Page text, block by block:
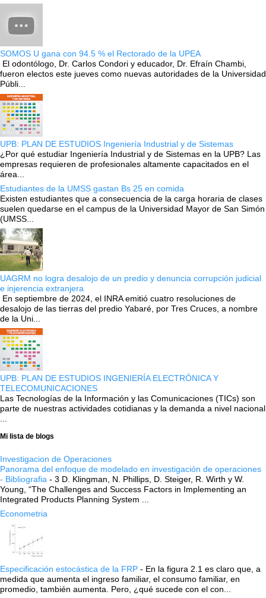
SOMOS U gana con 94.5 % el Rectorado de la UPEA
El odontólogo, Dr. Carlos Condori y educador, Dr. Efraín Chambi,
fueron electos este jueves como nuevas autoridades de la Universidad
Públi...
UPB: PLAN DE ESTUDIOS Ingeniería Industrial y de Sistemas
¿Por qué estudiar Ingeniería Industrial y de Sistemas en la UPB? Las
empresas requieren de profesionales altamente capacitados en el
área...
Estudiantes de la UMSS gastan Bs 25 en comida
Existen estudiantes que a consecuencia de la carga horaria de clases
suelen quedarse en el campus de la Universidad Mayor de San Simón
(UMSS...
UAGRM no logra desalojo de un predio y denuncia corrupción judicial
e injerencia extranjera
En septiembre de 2024, el INRA emitió cuatro resoluciones de
desalojo de las tierras del predio Yabaré, por Tres Cruces, a nombre
de la Uni...
UPB: PLAN DE ESTUDIOS INGENIERÍA ELECTRÓNICA Y
TELECOMUNICACIONES
Las Tecnologías de la Información y las Comunicaciones (TICs) son
parte de nuestras actividades cotidianas y la demanda a nivel nacional
Mi lista de blogs
Investigacion de Operaciones
Panorama del enfoque de modelado en investigación de operaciones
- Bibliografia - 3 D. Klingman, N. Phillips, D. Steiger, R. Wirth y W.
Young, “The Challenges and Success Factors in Implementing an
Integrated Products Planning System ...
Econometria
Especificación estocástica de la FRP - En la figura 2.1 es claro que, a
medida que aumenta el ingreso familiar, el consumo familiar, en
promedio, también aumenta. Pero, ¿qué sucede con el con...